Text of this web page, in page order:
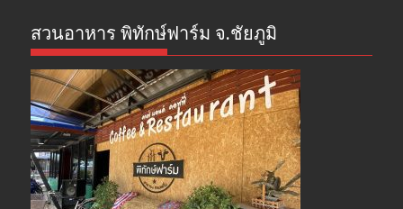
สวนอาหาร พิทักษ์ฟาร์ม จ.ชัยภูมิ